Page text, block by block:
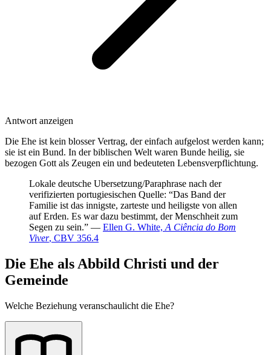
Antwort anzeigen
Die Ehe ist kein blosser Vertrag, der einfach aufgelost werden kann;
sie ist ein Bund. In der biblischen Welt waren Bunde heilig, sie
bezogen Gott als Zeugen ein und bedeuteten Lebensverpflichtung.
Lokale deutsche Ubersetzung/Paraphrase nach der
verifizierten portugiesischen Quelle: “Das Band der
Familie ist das innigste, zarteste und heiligste von allen
auf Erden. Es war dazu bestimmt, der Menschheit zum
Segen zu sein.” — Ellen G. White, A Ciência do Bom
Viver, CBV 356.4
Die Ehe als Abbild Christi und der
Gemeinde
Welche Beziehung veranschaulicht die Ehe?